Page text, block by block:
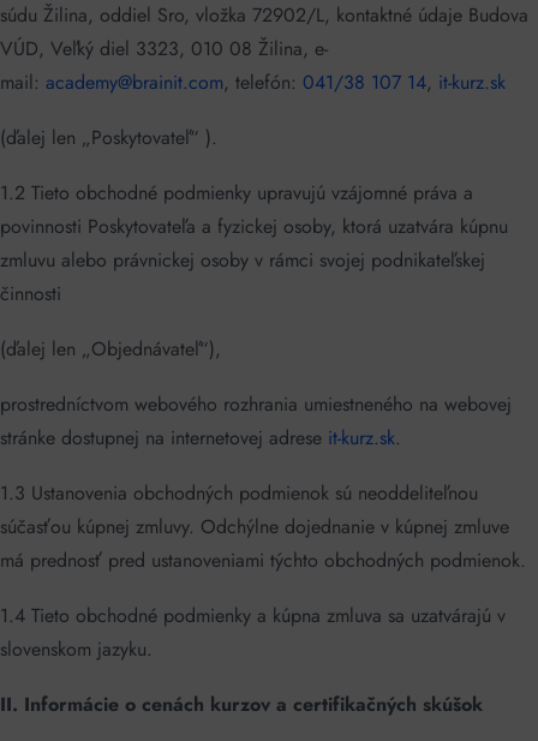
súdu Žilina, oddiel Sro, vložka 72902/L, kontaktné údaje Budova
VÚD, Veľký diel 3323, 010 08 Žilina, e-
mail: academy@brainit.com, telefón: 041/38 107 14, it-kurz.sk
(ďalej len „Poskytovateľ“ ).
1.2 Tieto obchodné podmienky upravujú vzájomné práva a
povinnosti Poskytovateľa a fyzickej osoby, ktorá uzatvára kúpnu
zmluvu alebo právnickej osoby v rámci svojej podnikateľskej
činnosti
(ďalej len „Objednávateľ“),
prostredníctvom webového rozhrania umiestneného na webovej
stránke dostupnej na internetovej adrese it-kurz.sk.
1.3 Ustanovenia obchodných podmienok sú neoddeliteľnou
súčasťou kúpnej zmluvy. Odchýlne dojednanie v kúpnej zmluve
má prednosť pred ustanoveniami týchto obchodných podmienok.
1.4 Tieto obchodné podmienky a kúpna zmluva sa uzatvárajú v
slovenskom jazyku.
II. Informácie o cenách kurzov a certifikačných skúšok